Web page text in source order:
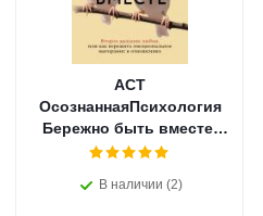
АСТ
ОсознаннаяПсихология
Бережно быть вместе.
Второе дыхание любви,
эмоциональное
В наличии (2)